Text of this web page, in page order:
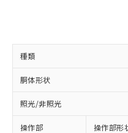
種類
胴体形状
照光/非照光
操作部 操作部形